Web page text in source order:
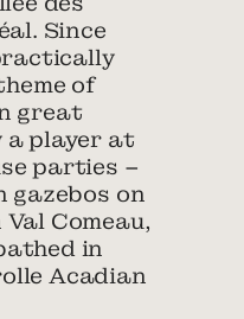
Since
of
great
a player at
parties –
gazebos on
Comeau,
in
Acadian